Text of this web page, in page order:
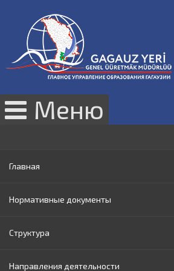
Меню
Главная
Нормативные документы
Законы РМ
Нормативные акты Правительства РМ
Структура
Руководство
Направления деятельности